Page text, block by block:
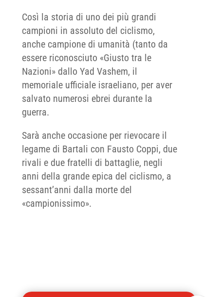
Così la storia di uno dei più grandi
campioni in assoluto del ciclismo,
anche campione di umanità (tanto da
essere riconosciuto «Giusto tra le
Nazioni» dallo Yad Vashem, il
memoriale ufficiale israeliano, per aver
salvato numerosi ebrei durante la
guerra.
Sarà anche occasione per rievocare il
legame di Bartali con Fausto Coppi, due
rivali e due fratelli di battaglie, negli
anni della grande epica del ciclismo, a
sessant’anni dalla morte del
«campionissimo».